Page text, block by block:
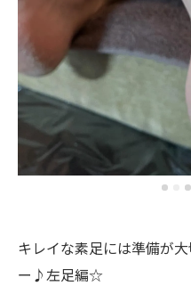
キレイな素足には準備が
ー♪左足編☆